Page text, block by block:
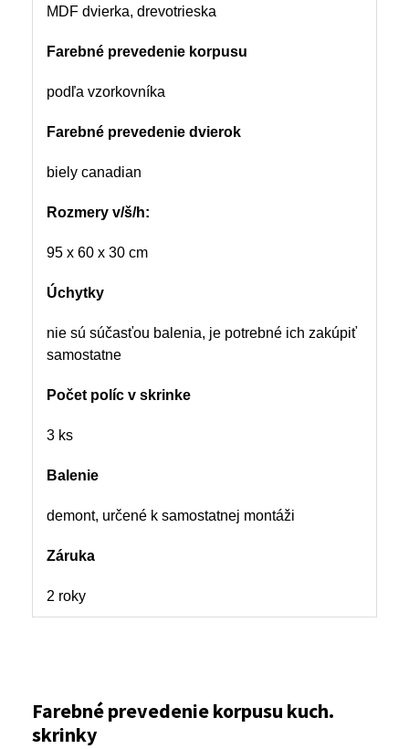
MDF dvierka, drevotrieska
Farebné prevedenie korpusu
podľa vzorkovníka
Farebné prevedenie dvierok
biely canadian
Rozmery v/š/h:
95 x 60 x 30 cm
Úchytky
nie sú súčasťou balenia, je potrebné ich zakúpiť
samostatne
Počet políc v skrinke
3 ks
Balenie
demont, určené k samostatnej montáži
Záruka
2 roky
Farebné prevedenie korpusu kuch.
skrinky